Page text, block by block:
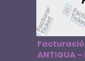
ANTIGUA